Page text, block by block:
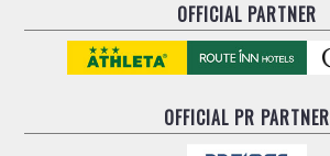
OFFICIAL PARTNER
OFFICIALPR PARTNER